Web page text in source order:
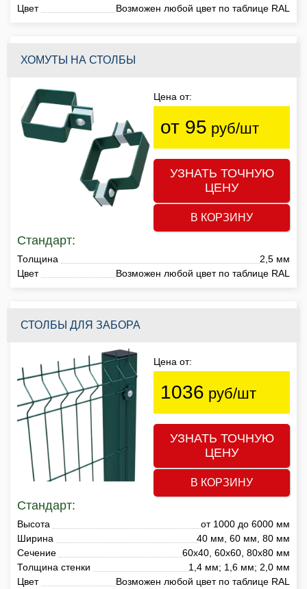
Цвет
Возможен любой цвет по таблице RAL
ХОМУТЫ НА СТОЛБЫ
Цена от:
от 95 руб/шт
УЗНАТЬ ТОЧНУЮ
ЦЕНУ
В КОРЗИНУ
Стандарт:
Толщина
2,5 мм
Цвет
Возможен любой цвет по таблице RAL
СТОЛБЫ ДЛЯ ЗАБОРА
Цена от:
1036 руб/шт
УЗНАТЬ ТОЧНУЮ
ЦЕНУ
В КОРЗИНУ
Стандарт:
Высота
от 1000 до 6000 мм
Ширина
40 мм, 60 мм, 80 мм
Сечение
60х40, 60х60, 80х80 мм
Толщина стенки
1,4 мм; 1,6 мм; 2,0 мм
Цвет
Возможен любой цвет по таблице RAL